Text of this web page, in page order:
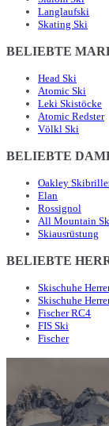
Langlaufski
Skating Ski
BELIEBTE
Head Ski
Atomic Ski
Leki Skistöcke
Atomic Redster
Völkl Ski
BELIEBTE
Oakley
Elan
Rossignol
All Mountain
Skiausrüstung
BELIEBTE
Skischuhe
Skischuhe
Fischer RC4
FIS Ski
Fischer